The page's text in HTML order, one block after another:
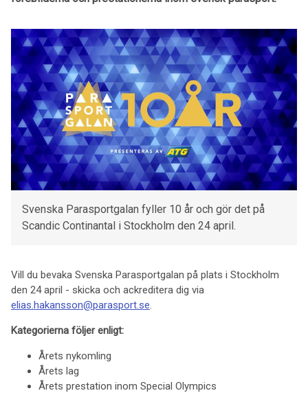
Svenska Parasportgalan fyller 10 år och gör det på
Scandic Continantal i Stockholm den 24 april.
Vill du bevaka Svenska Parasportgalan på plats i Stockholm
den 24 april - skicka och ackreditera dig via
elias.hakansson@parasport.se.
Kategorierna följer enligt:
Årets nykomling
Årets lag
Årets prestation inom Special Olympics